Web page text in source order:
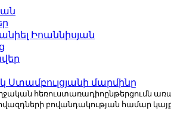
Իոաննիսյան
մարմինը
հեռուստառադիոընթերցումն
բովանդակության համար